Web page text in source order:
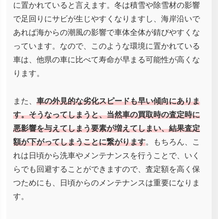
に置かれていると言えます。冬は積雪や除雪材の影響
で足回りにサビが生じやすくなりますし、海岸沿いで
あれば海からの潮風の影響で車体全体が錆びやすくな
っています。なので、このような環境に置かれている
車は、他県の車に比べて寿命が早まる可能性が高くな
ります。
また、 車の外見的な劣化スピードも早い傾向にありま
す。そうなってしまうと、当然車の買取時の査定時に
悪影響を与えてしまう要素が増えてしまい、結果査定
額が下がってしまうことに繋がります。もちろん、こ
れは日頃から洗車やメンテナンスを行うことで、いく
らでも回避することができますので、査定額を高く保
つためにも、日頃からのメンテナンスは重要になりま
す。